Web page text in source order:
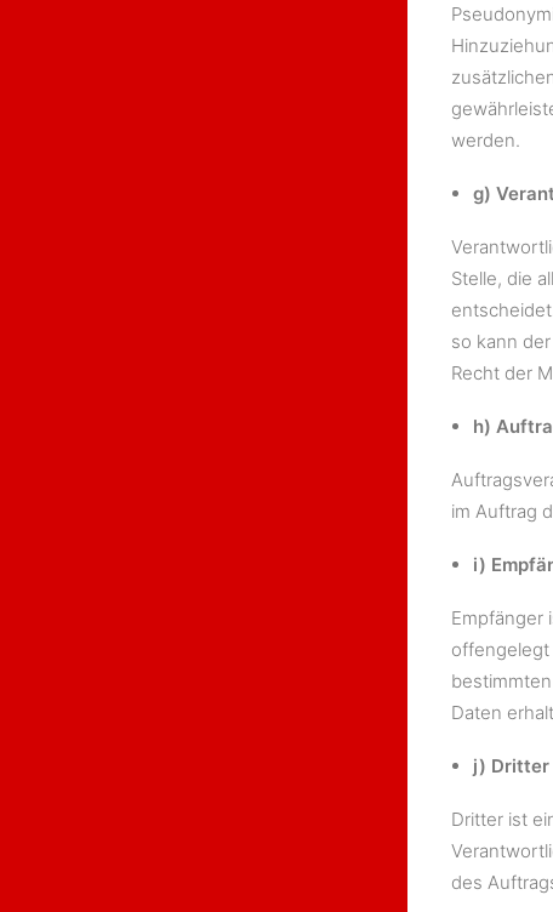
werden.
g)
Stelle, die
so kann
Recht der
h)
im Auftrag
i)
Empfänger
offengelegt
Daten
j) Dritter
Dritter ist
des